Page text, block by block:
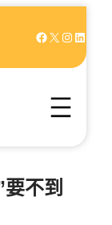
Facebook X Instagram LinkedIn
不到